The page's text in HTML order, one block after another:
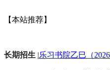
【本站推荐】
长期招生 |乐习书院乙巳（